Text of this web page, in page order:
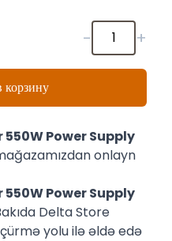
- +
корзину
Power Supply
onlayn
Power Supply
Delta Store
yolu ilə əldə edə